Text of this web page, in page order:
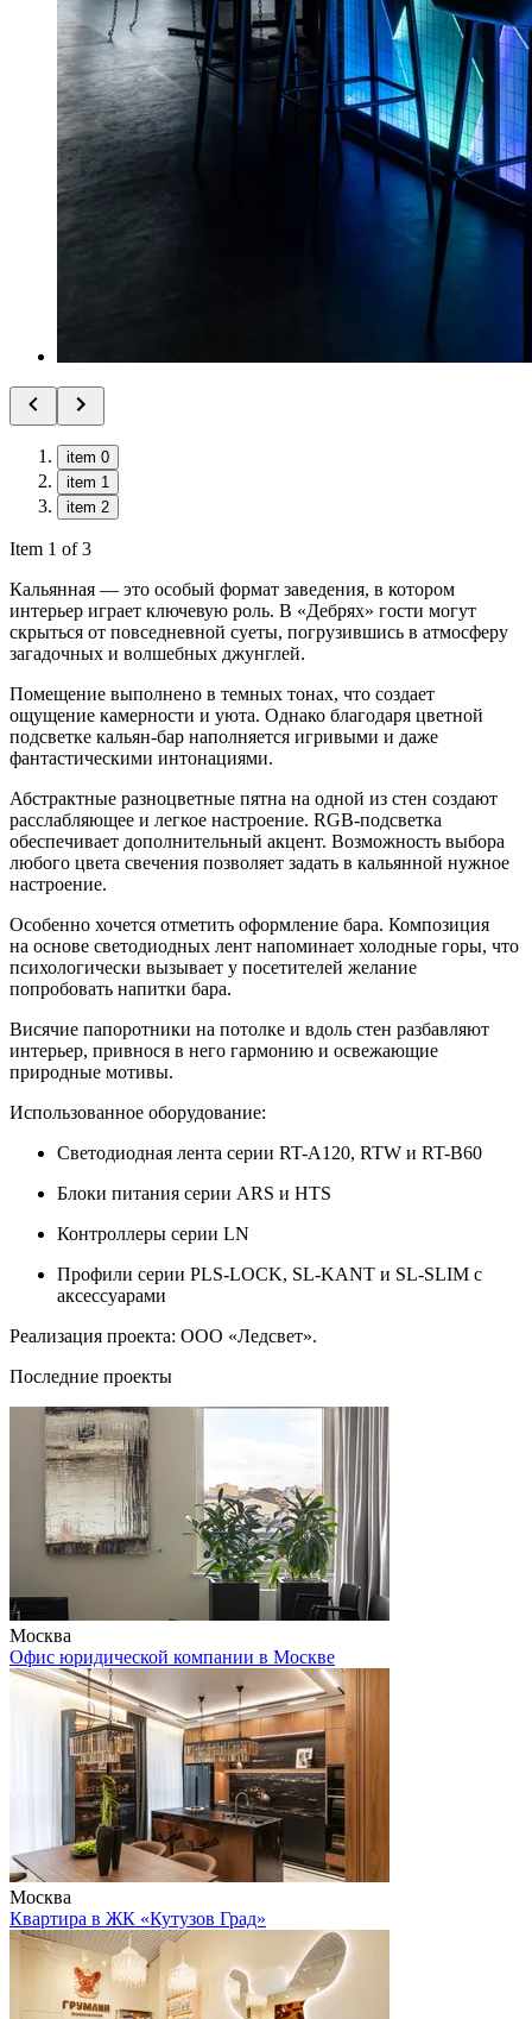
item 0
item 1
item 2
Item 1 of 3
Кальянная — это особый формат заведения, в котором
интерьер играет ключевую роль. В «Дебрях» гости могут
скрыться от повседневной суеты, погрузившись в атмосферу
загадочных и волшебных джунглей.
Помещение выполнено в темных тонах, что создает
ощущение камерности и уюта. Однако благодаря цветной
подсветке кальян-бар наполняется игривыми и даже
фантастическими интонациями.
Абстрактные разноцветные пятна на одной из стен создают
расслабляющее и легкое настроение. RGB-подсветка
обеспечивает дополнительный акцент. Возможность выбора
любого цвета свечения позволяет задать в кальянной нужное
настроение.
Особенно хочется отметить оформление бара. Композиция
на основе светодиодных лент напоминает холодные горы, что
психологически вызывает у посетителей желание
попробовать напитки бара.
Висячие папоротники на потолке и вдоль стен разбавляют
интерьер, привнося в него гармонию и освежающие
природные мотивы.
Использованное оборудование:
Светодиодная лента серии RT-A120, RTW и RT-B60
Блоки питания серии ARS и HTS
Контроллеры серии LN
Профили серии PLS-LOCK, SL-KANT и SL-SLIM с
аксессуарами
Реализация проекта: ООО «Ледсвет».
Последние проекты
Москва
Офис юридической компании в Москве
Москва
Квартира в ЖК «Кутузов Град»